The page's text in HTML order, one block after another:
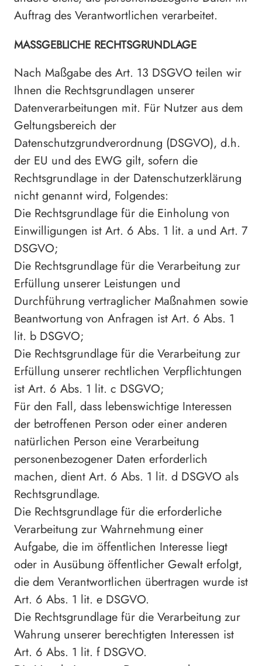
Auftrag des Verantwortlichen verarbeitet.
MASSGEBLICHE RECHTSGRUNDLAGE
Nach Maßgabe des Art. 13 DSGVO teilen wir
Ihnen die Rechtsgrundlagen unserer
Datenverarbeitungen mit. Für Nutzer aus dem
Geltungsbereich der
Datenschutzgrundverordnung (DSGVO), d.h.
der EU und des EWG gilt, sofern die
Rechtsgrundlage in der Datenschutzerklärung
nicht genannt wird, Folgendes:
Die Rechtsgrundlage für die Einholung von
Einwilligungen ist Art. 6 Abs. 1 lit. a und Art. 7
DSGVO;
Die Rechtsgrundlage für die Verarbeitung zur
Erfüllung unserer Leistungen und
Durchführung vertraglicher Maßnahmen sowie
Beantwortung von Anfragen ist Art. 6 Abs. 1
lit. b DSGVO;
Die Rechtsgrundlage für die Verarbeitung zur
Erfüllung unserer rechtlichen Verpflichtungen
ist Art. 6 Abs. 1 lit. c DSGVO;
Für den Fall, dass lebenswichtige Interessen
der betroffenen Person oder einer anderen
natürlichen Person eine Verarbeitung
personenbezogener Daten erforderlich
machen, dient Art. 6 Abs. 1 lit. d DSGVO als
Rechtsgrundlage.
Die Rechtsgrundlage für die erforderliche
Verarbeitung zur Wahrnehmung einer
Aufgabe, die im öffentlichen Interesse liegt
oder in Ausübung öffentlicher Gewalt erfolgt,
die dem Verantwortlichen übertragen wurde ist
Art. 6 Abs. 1 lit. e DSGVO.
Die Rechtsgrundlage für die Verarbeitung zur
Wahrung unserer berechtigten Interessen ist
Art. 6 Abs. 1 lit. f DSGVO.